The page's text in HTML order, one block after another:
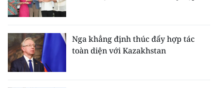
Ảnh
TIN MỚI
Nga khẳng định thúc đẩy hợp tác
toàn diện với Kazakhstan